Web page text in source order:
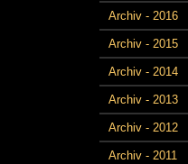
Archiv - 2016
Archiv - 2015
Archiv - 2014
Archiv - 2013
Archiv - 2012
Archiv - 2011